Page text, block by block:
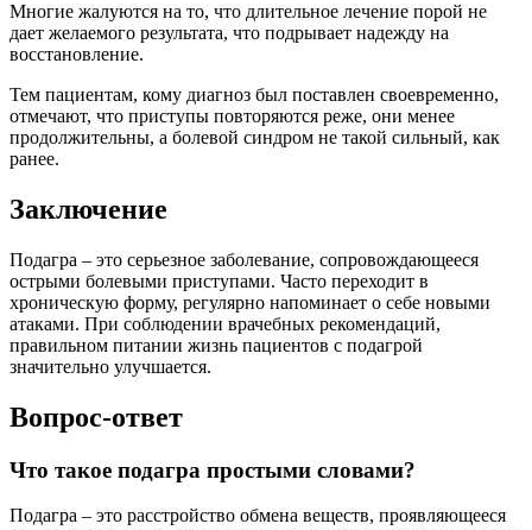
Многие жалуются на то, что длительное лечение порой не
дает желаемого результата, что подрывает надежду на
восстановление.
Тем пациентам, кому диагноз был поставлен своевременно,
отмечают, что приступы повторяются реже, они менее
продолжительны, а болевой синдром не такой сильный, как
ранее.
Заключение
Подагра – это серьезное заболевание, сопровождающееся
острыми болевыми приступами. Часто переходит в
хроническую форму, регулярно напоминает о себе новыми
атаками. При соблюдении врачебных рекомендаций,
правильном питании жизнь пациентов с подагрой
значительно улучшается.
Вопрос-ответ
Что такое подагра простыми словами?
Подагра – это расстройство обмена веществ, проявляющееся